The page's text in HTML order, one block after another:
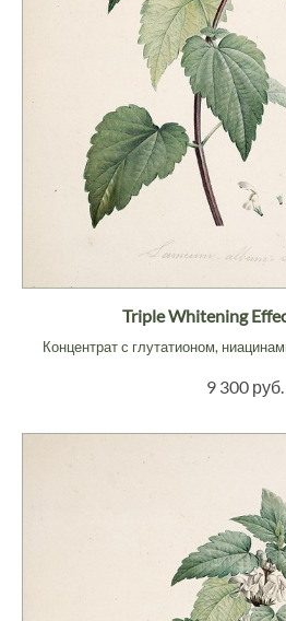
Triple Whitening
Концентрат с глутатионом,
9 300 руб.